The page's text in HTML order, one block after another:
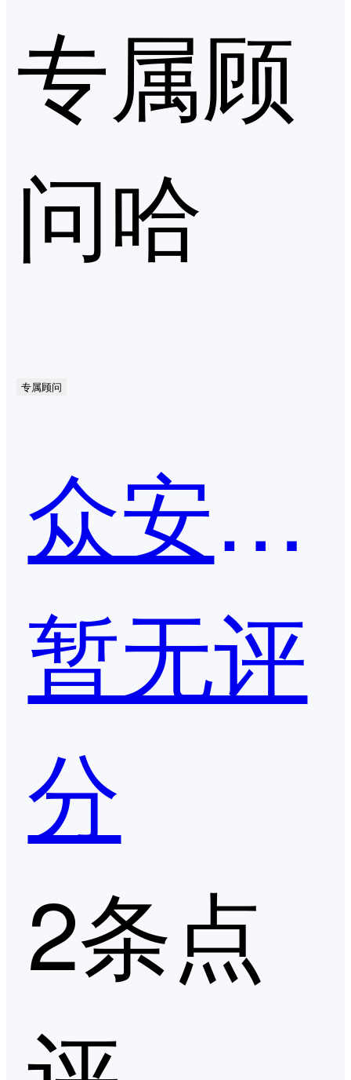
专属顾
问哈
专属顾问
众安科技-IFRS17一体化平台
暂无评
分
2条点